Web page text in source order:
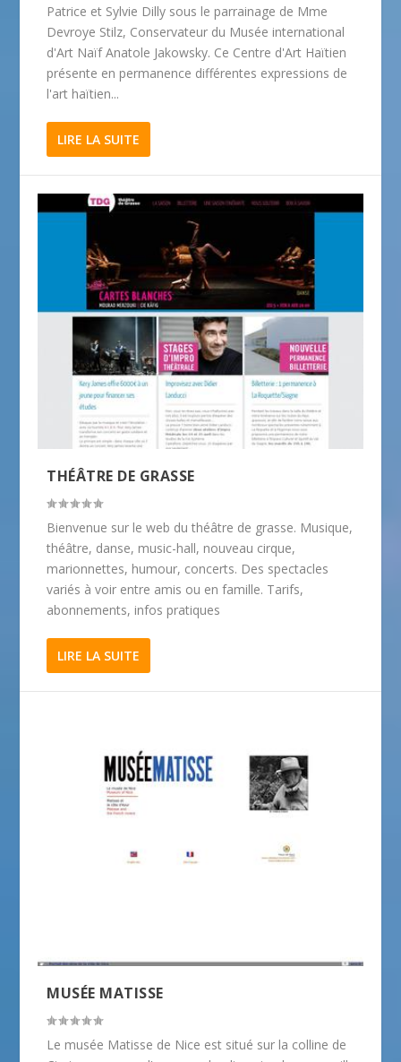
Patrice et Sylvie Dilly sous le parrainage de Mme
Devroye Stilz, Conservateur du Musée international
d'Art Naïf Anatole Jakowsky. Ce Centre d'Art Haïtien
présente en permanence différentes expressions de
l'art haïtien...
LIRE LA SUITE
THÉÂTRE DE GRASSE
Bienvenue sur le web du théâtre de grasse. Musique,
théâtre, danse, music-hall, nouveau cirque,
marionnettes, humour, concerts. Des spectacles
variés à voir entre amis ou en famille. Tarifs,
abonnements, infos pratiques
LIRE LA SUITE
MUSÉE MATISSE
Le musée Matisse de Nice est situé sur la colline de